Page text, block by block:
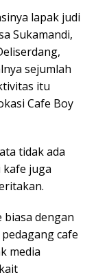
lapak judi
Sukamandi,
sejumlah
itu
Cafe Boy
tidak ada
kafe juga
biasa dengan
cafe
media